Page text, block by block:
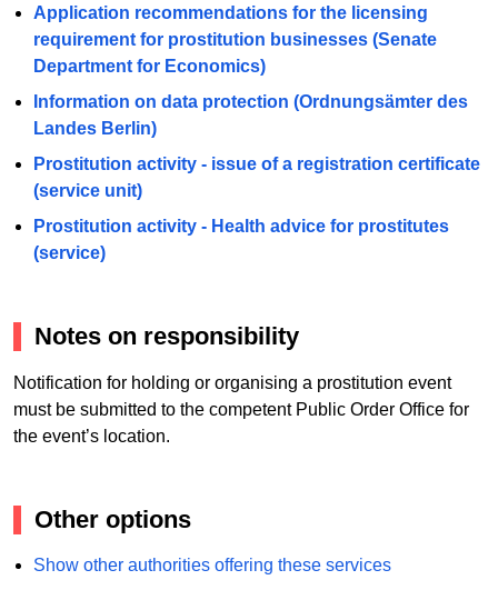
Application recommendations for the licensing
requirement for prostitution businesses (Senate
Department for Economics)
Information on data protection (Ordnungsämter des
Landes Berlin)
Prostitution activity - issue of a registration certificate
(service unit)
Prostitution activity - Health advice for prostitutes
(service)
Notes on responsibility
Notification for holding or organising a prostitution event
must be submitted to the competent Public Order Office for
the event’s location.
Other options
Show other authorities offering these services